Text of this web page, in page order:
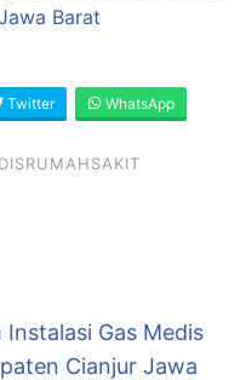
Barat
Twitter WhatsApp
Gas Medis
Cianjur Jawa